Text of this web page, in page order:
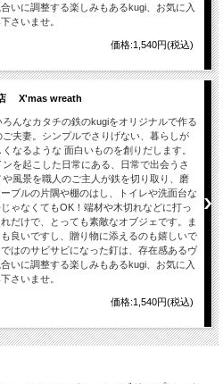
いに調整する楽しみもあるkugi、お気に入
さいませ。
価格:1,540円(税込)
X'mas wreath
ろんなカタチの鉄のkugiをオリジナルで作る
夫妻。シンプルでさりげない、暮らしが
なるような 面白いものを創りだします。
を起こした日常にある、日常で出会うさ
や風景を職人のご主人が鉄を切り取り、磨
ブルの片隅や棚のはし、トイレや洗面台な
ゃなくてもOK！端材や木切れなどに打っ
だけで、とっても素敵なオブジェです。ま
良いですし、贈り物に添えるのも嬉しいで
はのサビサビになった釘は、存在感あるヴ
いに調整する楽しみもあるkugi、お気に入
さいませ。
価格:1,540円(税込)